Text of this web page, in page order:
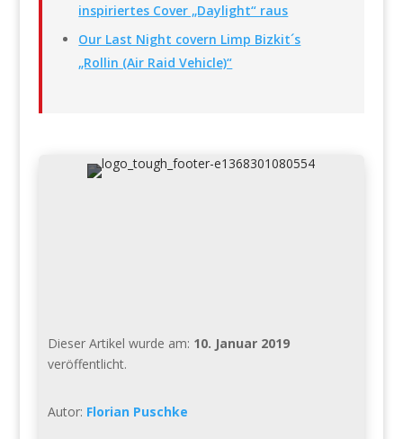
inspiriertes Cover „Daylight“ raus
Our Last Night covern Limp Bizkit´s
„Rollin (Air Raid Vehicle)“
Dieser Artikel wurde am: 10. Januar 2019
veröffentlicht.
Autor: Florian Puschke